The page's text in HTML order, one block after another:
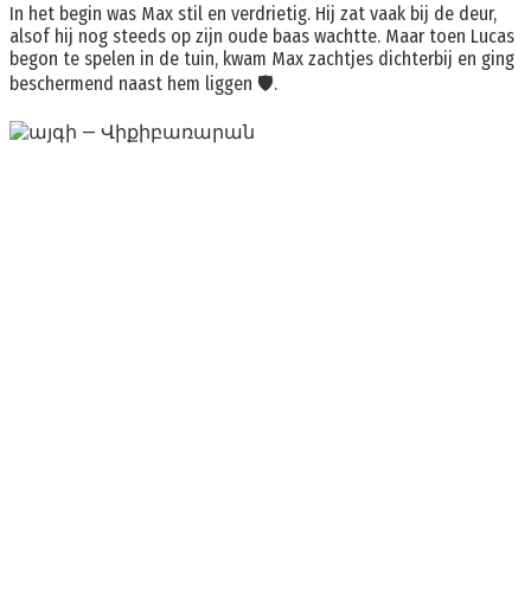
In het begin was Max stil en verdrietig. Hij zat vaak bij de deur,
alsof hij nog steeds op zijn oude baas wachtte. Maar toen Lucas
begon te spelen in de tuin, kwam Max zachtjes dichterbij en ging
beschermend naast hem liggen 🛡️.